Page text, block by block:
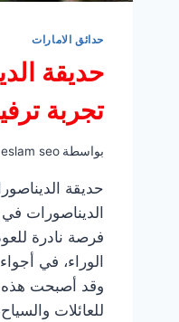
حدائق الامارات
حديقة
تجربة
بواسطة eslam seo
حديقة
الديناصورات
فرصة نادرة
الوراء، في
وقد أصبحت هذه
للعائلات